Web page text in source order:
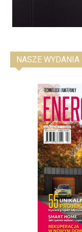
NASZE WYDANIA